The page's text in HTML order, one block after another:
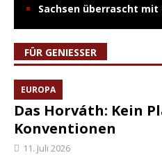
Sachsen überrascht mit
FÜR GENIESSER
EUROPA
Das Horváth: Kein
Konventionen
11. Juli 2026